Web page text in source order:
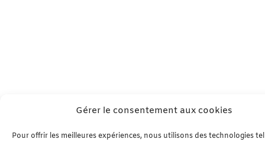
Gérer le consentement aux cookies
Pour offrir les meilleures expériences, nous utilisons des technologies